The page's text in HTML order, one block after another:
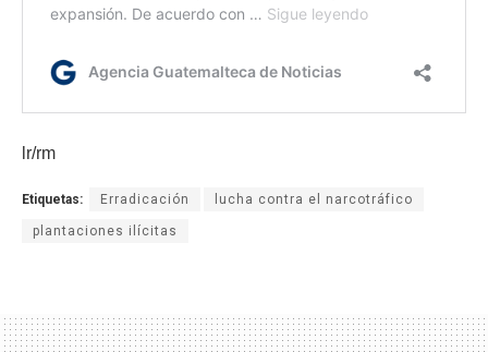
lr/rm
Etiquetas: Erradicación lucha contra el narcotráfico
plantaciones ilícitas